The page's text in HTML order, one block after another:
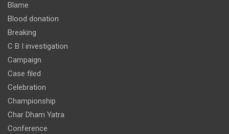
Blame
Blood donation
Breaking
C B I investigation
Campaign
Case filed
Celebration
Championship
Char Dham Yatra
Conference